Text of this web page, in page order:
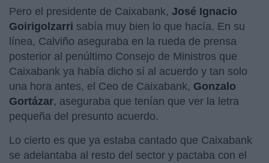
Pero el presidente de Caixabank, José Ignacio
Goirigolzarri sabía muy bien lo que hacía. En su
línea, Calviño aseguraba en la rueda de prensa
posterior al penúltimo Consejo de Ministros que
Caixabank ya había dicho sí al acuerdo y tan solo
una hora antes, el Ceo de Caixabank, Gonzalo
Gortázar, aseguraba que tenían que ver la letra
pequeña del presunto acuerdo.
Lo cierto es que ya estaba cantado que Caixabank
se adelantaba al resto del sector y pactaba con el